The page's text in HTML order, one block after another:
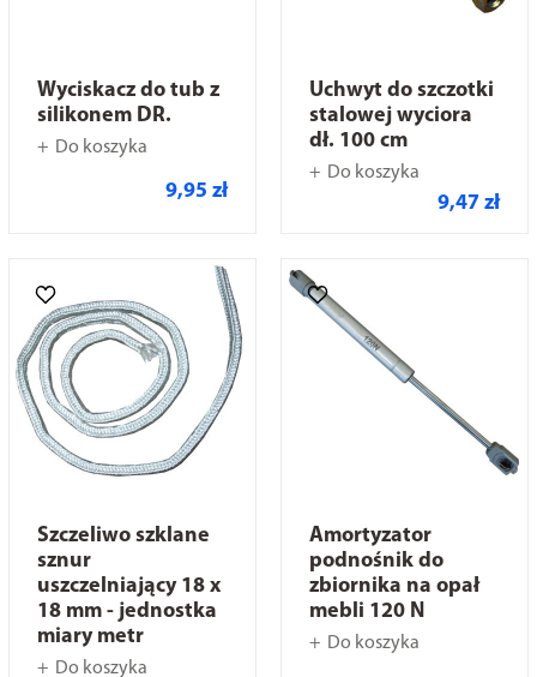
Wyciskacz do tub z
silikonem DR.
Do koszyka
9,95 zł
Uchwyt do szczotki
stalowej wyciora
dł. 100 cm
Do koszyka
9,47 zł
Szczeliwo szklane
sznur
uszczelniający 18 x
18 mm - jednostka
miary metr
Do koszyka
Amortyzator
podnośnik do
zbiornika na opał
mebli 120 N
Do koszyka